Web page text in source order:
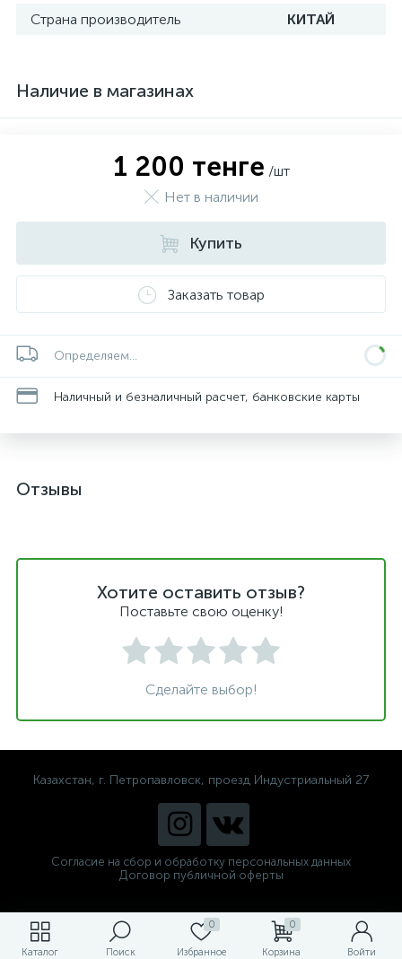
Каталог Поиск
0
Избранное
0
Корзина Войти
Страна производитель КИТАЙ
Наличие в магазинах
1 200 тенге /шт
Нет в наличии
Купить
Заказать товар
Определяем...
Наличный и безналичный расчет, банковские карты
Отзывы
Хотите оставить отзыв?
Поставьте свою оценку!
Сделайте выбор!
Казахстан, г. Петропавловск, проезд Индустриальный 27
Согласие на сбор и обработку персональных данных
Договор публичной оферты